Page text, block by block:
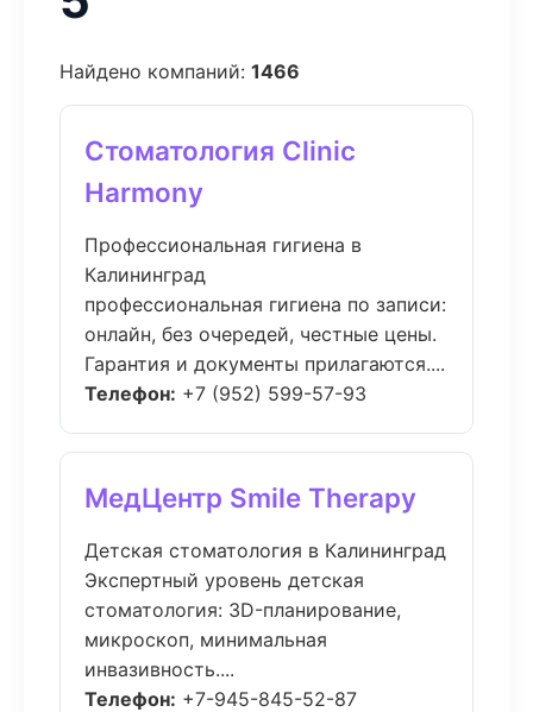
Найдено компаний: 1466
Стоматология Clinic
Harmony
Профессиональная гигиена в
Калининград
профессиональная гигиена по записи:
онлайн, без очередей, честные цены.
Гарантия и документы прилагаются....
Телефон: +7 (952) 599-57-93
МедЦентр Smile Therapy
Детская стоматология в Калининград
Экспертный уровень детская
стоматология: 3D-планирование,
микроскоп, минимальная
инвазивность....
Телефон: +7-945-845-52-87